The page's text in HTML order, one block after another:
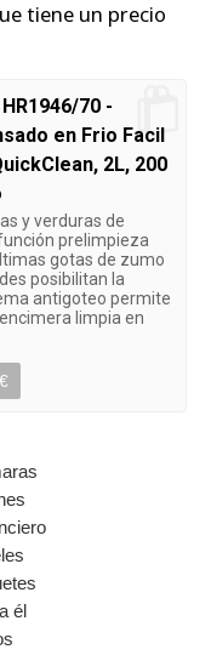
tiene un precio
70 -
en Frio Facil
2L, 200
y verduras de
prelimpieza
gotas de zumo
posibilitan la
antigoteo permite
limpia en
€
él